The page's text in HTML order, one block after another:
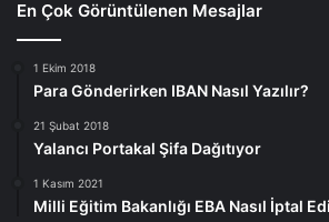
En Çok Görüntülenen Mesajlar
1 Ekim 2018
Para Gönderirken IBAN Nasıl Yazılır?
21 Şubat 2018
Yalancı Portakal Şifa Dağıtıyor
1 Kasım 2021
Milli Eğitim Bakanlığı EBA Nasıl İptal